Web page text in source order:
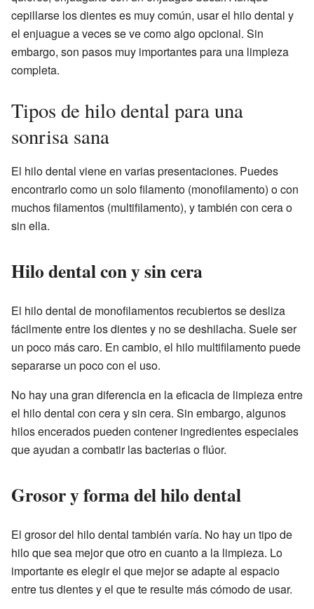
cepillarse los dientes es muy común, usar el hilo dental y
el enjuague a veces se ve como algo opcional. Sin
embargo, son pasos muy importantes para una limpieza
completa.
Tipos de hilo dental para una
sonrisa sana
El hilo dental viene en varias presentaciones. Puedes
encontrarlo como un solo filamento (monofilamento) o con
muchos filamentos (multifilamento), y también con cera o
sin ella.
Hilo dental con y sin cera
El hilo dental de monofilamentos recubiertos se desliza
fácilmente entre los dientes y no se deshilacha. Suele ser
un poco más caro. En cambio, el hilo multifilamento puede
separarse un poco con el uso.
No hay una gran diferencia en la eficacia de limpieza entre
el hilo dental con cera y sin cera. Sin embargo, algunos
hilos encerados pueden contener ingredientes especiales
que ayudan a combatir las bacterias o flúor.
Grosor y forma del hilo dental
El grosor del hilo dental también varía. No hay un tipo de
hilo que sea mejor que otro en cuanto a la limpieza. Lo
importante es elegir el que mejor se adapte al espacio
entre tus dientes y el que te resulte más cómodo de usar.